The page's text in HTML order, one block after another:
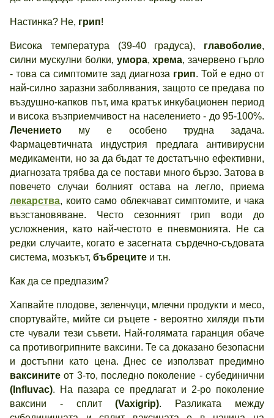
Настинка? Не, грип!
Висока температура (39-40 градуса), главоболие,
силни мускулни болки, умора,хрема, зачервено гърло
- това са симптомите зад диагноза грип. Той е едно от
най-силно заразни заболявания, защото се предава по
въздушно-капков път, има кратък инкубационен период
и висока възприемчивост на населението - до 95-100%.
Лечението му е особено трудна задача.
Фармацевтичната индустрия предлага антивирусни
медикаменти, но за да бъдат те достатъчно ефективни,
диагнозата трябва да се постави много бързо. Затова в
повечето случаи болният остава на легло, приема
лекарства, които само облекчават симптомите, и чака
възстановяване. Често сезонният грип води до
усложнения, като най-честото е пневмонията. Не са
редки случаите, когато е засегната сърдечно-съдовата
система, мозъкът, бъбреците и т.н.
Как да се предпазим?
Хапвайте плодове, зеленчуци, млечни продукти и месо,
спортувайте, мийте си ръцете - вероятно хиляди пъти
сте чували тези съвети. Най-голямата гаранция обаче
са противогрипните ваксини. Те са доказано безопасни
и достъпни като цена. Днес се използват предимно
ваксините от 3-то, последно поколение - субединични
(Influvac). На пазара се предлагат и 2-ро поколение
ваксини - сплит(Vaxigrip). Разликата между